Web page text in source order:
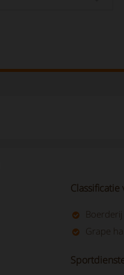
Classificatie
Grape